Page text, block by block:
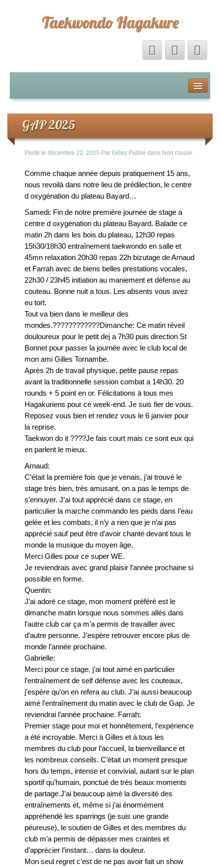
Taekwondo Hagakure
Livre d’Or
Forum
La boutique Hagakure
Le Club-L’Instructeur
Archive 2000-2010
GAP 2025
Posté le décembre 22, 2025 Par Gilles Publié dans Non classé .
Comme chaque année depuis pratiquement 15 ans,
nous revoilà dans notre lieu de prédilection, le centre
d oxygénation du plateau Bayard…
Samedi: Fin de notre première journée de stage a
centre d oxygénation du plateau Bayard. Balade ce
matin 2h dans les bois du plateau, 12h30 repas
15h30/18h30 entraînement taekwondo en salle et
45mn relaxation 20h30 repas 22h bizutage de Arnaud
et Farrah avec de biens belles prestations vocales,
22h30 / 23h45 initiation au maniement et défense au
couteau. Bonne nuit a tous. Les absents vous avez
eu tort.
Tout va bien dans le meilleur des
mondes.????????????Dimanche: Ce matin réveil
douloureux pour le petit dej a 7h30 puis direction St
Bonnet pour passer la journée avec le club local de
mon ami Gilles Tornambe.
Après 2h de travail physique, petite pause repas
avant la traditionnelle session combat a 14h30. 20
rounds + 5 point en or. Félicitations à tous mes
Hagakuriens pour ce week-end. Je suis fier de vous.
Reposez vous bien et rendez vous le 6 janvier pour
la reprise.
Taekwon do it ????Je fais court mais ce sont eux qui
en parlent le mieux.
Arnaud:
C’était la première fois que je venais, j’ai trouvé le
stage très bien, très amusant, on a pas le temps de
s’ennuyer. J’ai tout apprécié dans ce stage, en
particulier la marche commando les pieds dans l’eau
gelée et les combats, il n’y a rien que je n’ai pas
apprécié sauf peut être d’avoir chanté devant tous le
monde la musique du moyen âge.
Merci Gilles pour ce super WE.
Je reviendrais avec grand plaisir l’année prochaine si
possible en forme.
Quentin:
J’ai adoré ce stage, mon moment préféré est le
dimanche matin lorsque nous sommes allés dans
l’autre club car ça m’a permis de travailler avec
d’autre personne. J’espère retrouver encore plus de
monde l’année prochaine.
Gabrielle:
Merci pour ce stage, j’ai tout aimé en particulier
l’entraînement de self défense avec les couteaux,
j’espère qu’on en refera au club. J’ai aussi beaucoup
aimé l’entraînement du matin avec le club de Gap. Je
reviendrai l’année prochaine. Farrah:
Premier stage pour moi et honnêtement, l’expérience
a été incroyable. Merci à Gilles et à tous les
membres du club pour l’accueil, la bienveillance et
les nombreux conseils. C’était un moment presque
hors du temps, intense et convivial, autant sur le plan
sportif qu’humain, ponctué de très beaux moments
de partage.J’ai beaucoup aimé la diversité des
entraînements et, même si j’ai énormément
appréhendé les sparrings (je suis une grande
peureuse), le soutien de Gilles et des membres du
club m’a permis de dépasser mes craintes et
d’apprécier l’instant… dans la douleur.
Mon seul regret c’est de ne pas avoir fait un show